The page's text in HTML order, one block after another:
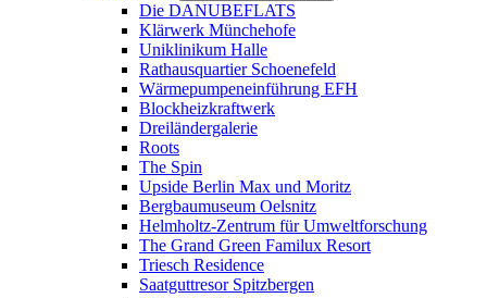
Die DANUBEFLATS
Klärwerk Münchehofe
Uniklinikum Halle
Rathausquartier Schoenefeld
Wärmepumpeneinführung EFH
Blockheizkraftwerk
Dreiländergalerie
Roots
The Spin
Upside Berlin Max und Moritz
Bergbaumuseum Oelsnitz
Helmholtz-Zentrum für Umweltforschung
The Grand Green Familux Resort
Triesch Residence
Saatguttresor Spitzbergen